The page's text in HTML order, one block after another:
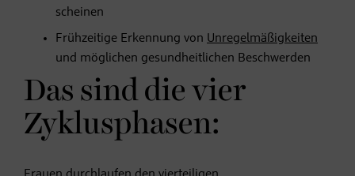
scheinen
Frühzeitige Erkennung von Unregelmäßigkeiten
und möglichen gesundheitlichen Beschwerden
Das sind die vier
Zyklusphasen: